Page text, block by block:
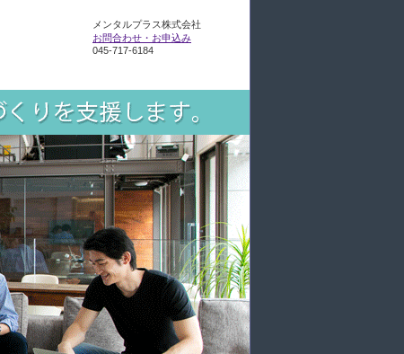
メンタルプラス株式会社
お問合わせ・お申込み
045-717-6184